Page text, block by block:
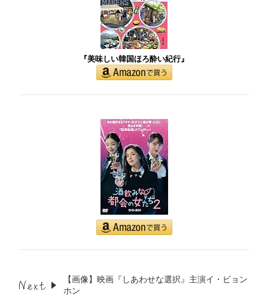
『美味しい韓国ほろ酔い紀行』
【画像】映画『しあわせな選択』主演イ・ビョン
ホン